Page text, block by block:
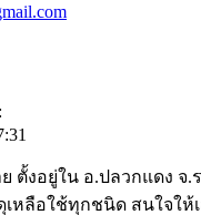
ตั้งอยู่ใน อ.ปลวกแดง จ.
หลือใช้ทุกชนิด สนใจให้